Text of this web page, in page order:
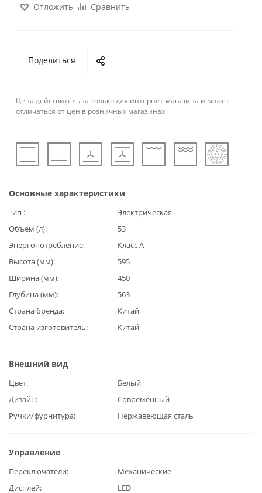
Отложить Сравнить
Поделиться
Цена действительна только для интернет-магазина и может
отличаться от цен в розничных магазинах
Основные характеристики
Тип
Электрическая
Объем (л)
53
Энергопотребление
Класс А
Высота (мм)
595
Ширина (мм)
450
Глубина (мм)
563
Страна бренда
Китай
Страна изготовитель
Китай
Внешний вид
Цвет
Белый
Дизайн
Современный
Ручки/фурнитура
Нержавеющая сталь
Управление
Переключатели
Механические
Дисплей
LED